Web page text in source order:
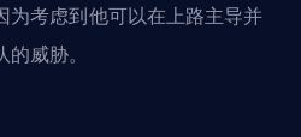
为考虑到他可以在上路主导并
威胁。